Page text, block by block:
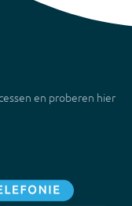
en proberen hier